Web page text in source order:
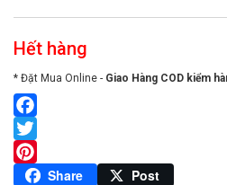
Hết hàng
* Đặt Mua Online - Giao Hàng COD kiểm
Facebook
Twitter
Pinterest
Share Post